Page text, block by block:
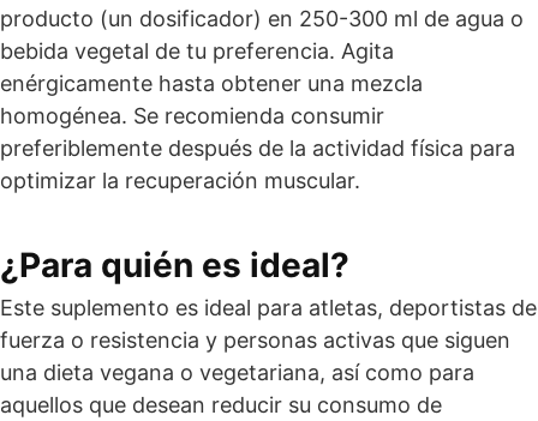
producto (un dosificador) en 250-300 ml de agua o
bebida vegetal de tu preferencia. Agita
enérgicamente hasta obtener una mezcla
homogénea. Se recomienda consumir
preferiblemente después de la actividad física para
optimizar la recuperación muscular.
¿Para quién es ideal?
Este suplemento es ideal para atletas, deportistas de
fuerza o resistencia y personas activas que siguen
una dieta vegana o vegetariana, así como para
aquellos que desean reducir su consumo de